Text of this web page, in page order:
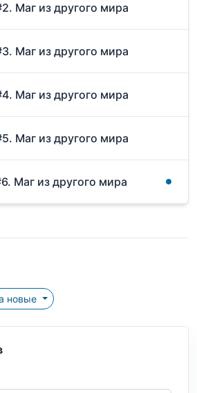
Маг из другого мира
Маг из другого мира
Маг из другого мира
Маг из другого мира
Маг из другого мира
новые